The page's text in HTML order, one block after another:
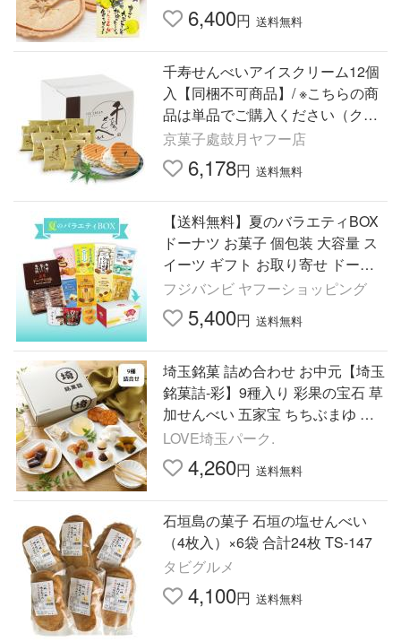
6,400円 送料無料
千寿せんべいアイスクリーム12個
入【同梱不可商品】/ ※こちらの商
品は単品でご購入ください（クー
ル便）※配達日を必ず指定してくだ
さい ※月曜配達指定不可
京菓子處鼓月ヤフー店
6,178円 送料無料
【送料無料】夏のバラエティBOX
ドーナツ お菓子 個包装 大容量 ス
イーツ ギフト お取り寄せ ドーナ
ツ棒 おやつ 熊本銘菓 お中元 職場
ばらまき お返し
フジバンビ ヤフーショッピング
5,400円 送料無料
埼玉銘菓 詰め合わせ お中元【埼玉
銘菓詰-彩】9種入り 彩果の宝石 草
加せんべい 五家宝 ちちぶまゆ 川
越いもようかん 埼玉土産 内祝い
LOVE埼玉パーク.
4,260円 送料無料
石垣島の菓子 石垣の塩せんべい
（4枚入）×6袋 合計24枚 TS-147
タビグルメ
4,100円 送料無料